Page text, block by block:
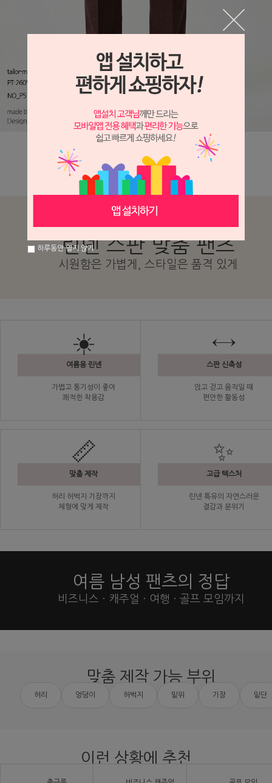
린넨 스판 맞춤 팬츠
시원함은 가볍게, 스타일은 품격 있게
☀️
여름용 린넨
가볍고 통기성이 좋아
쾌적한 착용감
↔️
스판 신축성
앉고 걷고 움직일 때
편안한 활동성
📏
맞춤 제작
허리·허벅지·기장까지
체형에 맞게 제작
✨
고급 텍스처
린넨 특유의 자연스러운
결감과 분위기
여름 남성 팬츠의 정답
비즈니스 · 캐주얼 · 여행 · 골프 모임까지
맞춤 제작 가능 부위
허리 엉덩이 허벅지 밑위 기장 밑단
이런 상황에 추천
하루동안 열지 않기